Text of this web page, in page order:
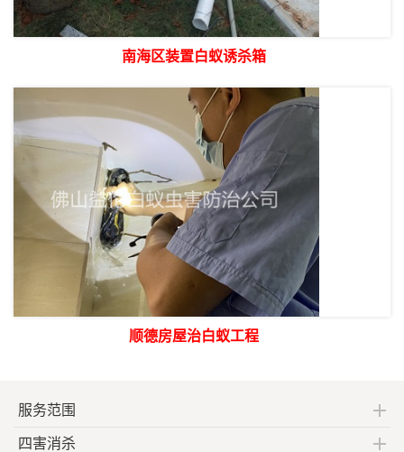
南海区装置白蚁诱杀箱
顺德房屋治白蚁工程
服务范围
四害消杀